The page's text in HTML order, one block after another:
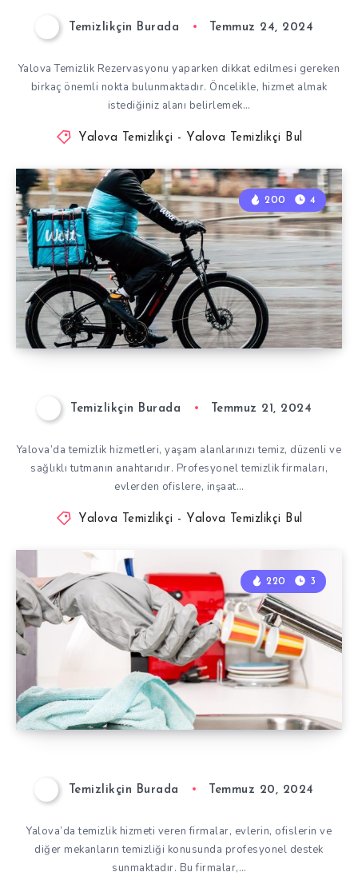
Temizlikçin Burada Temmuz 24, 2024
Yalova Temizlik Rezervasyonu yaparken dikkat edilmesi gereken
birkaç önemli nokta bulunmaktadır. Öncelikle, hizmet almak
istediğiniz alanı belirlemek…
Yalova Temizlikçi - Yalova Temizlikçi Bul
200 4
Temizlikçin Burada Temmuz 21, 2024
Yalova’da temizlik hizmetleri, yaşam alanlarınızı temiz, düzenli ve
sağlıklı tutmanın anahtarıdır. Profesyonel temizlik firmaları,
evlerden ofislere, inşaat…
Yalova Temizlikçi - Yalova Temizlikçi Bul
220 3
Temizlikçin Burada Temmuz 20, 2024
Yalova’da temizlik hizmeti veren firmalar, evlerin, ofislerin ve
diğer mekanların temizliği konusunda profesyonel destek
sunmaktadır. Bu firmalar,…